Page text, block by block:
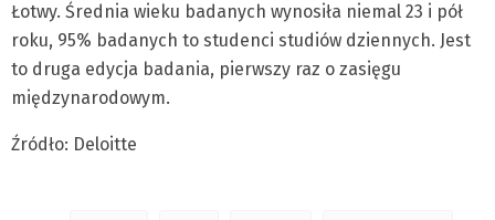
Łotwy. Średnia wieku badanych wynosiła niemal 23 i pół
roku, 95% badanych to studenci studiów dziennych. Jest
to druga edycja badania, pierwszy raz o zasięgu
międzynarodowym.
Źródło: Deloitte